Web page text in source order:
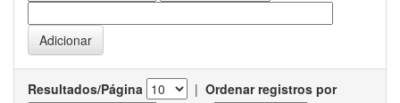
Resultados/Página | Ordenar registros por